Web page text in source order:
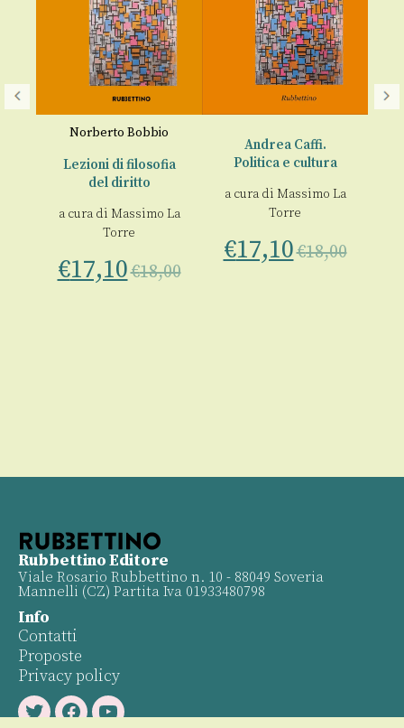
Norberto Bobbio
Lezioni di filosofia
del diritto
a cura di Massimo La
Torre
€17,10€18,00
Andrea Caffi.
Politica e cultura
a cura di Massimo La
Torre
€17,10€18,00
Rubbettino Editore
Viale Rosario Rubbettino n. 10 - 88049 Soveria
Mannelli (CZ) Partita Iva 01933480798
Info
Contatti
Proposte
Privacy policy
TwitterFacebookYoutube